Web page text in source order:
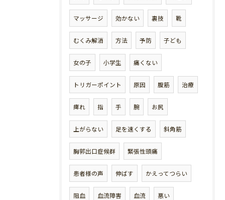
マッサージ 効かない 裏技 靴
むくみ解消 方法 予防 子ども
女の子 小学生 痛くない
トリガーポイント 原因 腹筋 治療
痺れ 指 手 腕 お尻
上がらない 足を速くする 斜角筋
胸郭出口症候群 緊張性頭痛
患者様の声 伸ばす かえってつらい
阻血 血流障害 血流 悪い